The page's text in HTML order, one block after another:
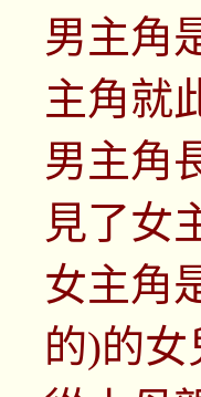
男主角
主角就
男主角
見了女
女主角
的)的女